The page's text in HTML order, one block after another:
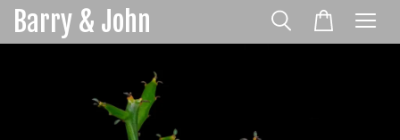
Barry & John